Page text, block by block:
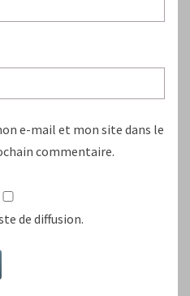
e-mail et mon site dans le
commentaire.
de diffusion.